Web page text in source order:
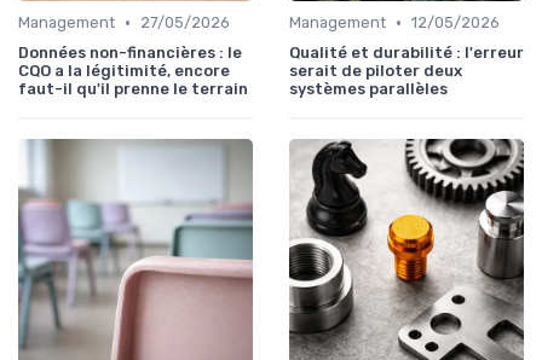
Management •
27/05/2026
Données non-financières : le
CQO a la légitimité, encore
faut-il qu'il prenne le terrain
Management • 12/05/2026
Qualité et durabilité : l'erreur
serait de piloter deux
systèmes parallèles